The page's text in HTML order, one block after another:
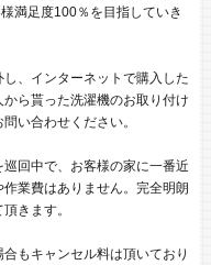
満足度100％を目指していき
、インターネットで購入した
ら貰った洗濯機のお取り付け
い合わせください。
回中で、お客様の家に一番近
業費はありません。完全明朗
きます。
もキャンセル料は頂いており